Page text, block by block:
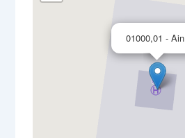
01000,01 - Ain